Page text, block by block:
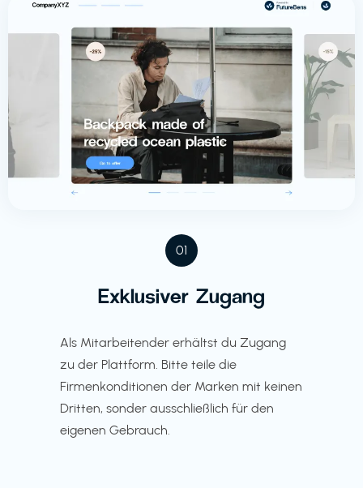
01
Exklusiver Zugang
Als Mitarbeitender erhältst du Zugang
zu der Plattform. Bitte teile die
Firmenkonditionen der Marken mit keinen
Dritten, sonder ausschließlich für den
eigenen Gebrauch.